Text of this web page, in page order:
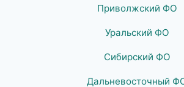
Приволжский ФО
Уральский ФО
Сибирский ФО
Дальневосточный